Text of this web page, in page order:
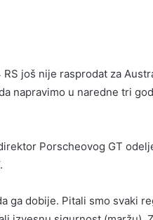
RS još nije rasprodat za
napravimo u naredne tri
Porscheovog GT
ga dobije. Pitali smo svaki